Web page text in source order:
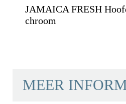
JAMAICA FRESH
chroom
MEER